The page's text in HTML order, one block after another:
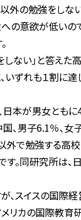
外の勉強をしな
の意欲が低いの
ない」と答え
いずれも１割
本が男女とも
、男子6.1％、女
勉強する高校
。同研究所は
、スイスの国際
メリカの国際教